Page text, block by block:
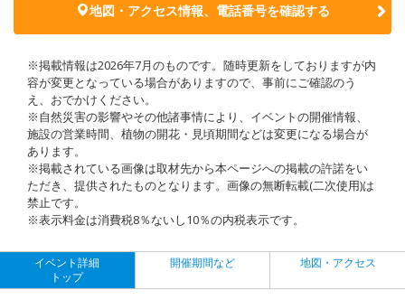
地図・アクセス情報、電話番号を確認する
※掲載情報は2026年7月のものです。随時更新をしておりますが内
容が変更となっている場合がありますので、事前にご確認のう
え、おでかけください。
※自然災害の影響やその他諸事情により、イベントの開催情報、
施設の営業時間、植物の開花・見頃期間などは変更になる場合が
あります。
※掲載されている画像は取材先から本ページへの掲載の許諾をい
ただき、提供されたものとなります。画像の無断転載(二次使用)は
禁止です。
※表示料金は消費税8％ないし10％の内税表示です。
イベント詳細
トップ
開催期間など 地図・アクセス